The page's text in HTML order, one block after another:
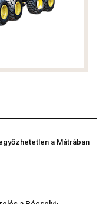
a Mátrában